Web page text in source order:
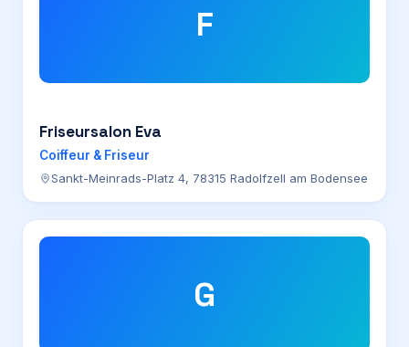
F
Friseursalon Eva
Coiffeur & Friseur
Sankt-Meinrads-Platz 4, 78315 Radolfzell am Bodensee
G